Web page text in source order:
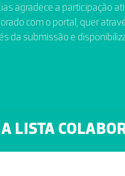
agradece a participação
com o portal, quer
da submissão e
LISTA